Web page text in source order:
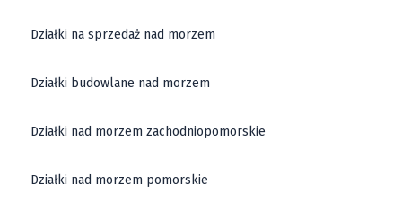
Działki na sprzedaż nad morzem
Działki budowlane nad morzem
Działki nad morzem zachodniopomorskie
Działki nad morzem pomorskie